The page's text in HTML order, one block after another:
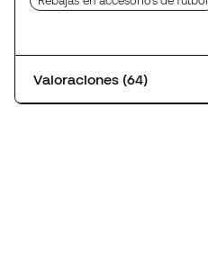
Valoraciones (64)